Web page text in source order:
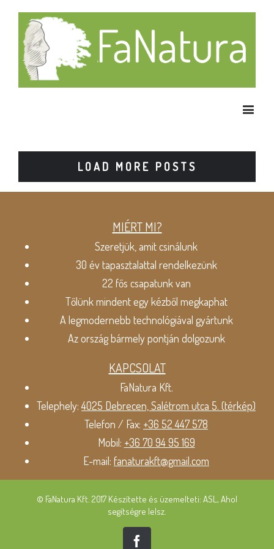
LOAD MORE POSTS
MIÉRT MI?
Szeretjük, amit csinálunk
30 év tapasztalattal rendelkezünk
22 fős csapatunk van
Tőlünk mindent egy kézből megkaphat
A legmodernebb technológiával gyártunk
Az ország bármely pontján dolgozunk
KAPCSOLAT
FaNatura Kft.
Telephely:4025 Debrecen, Salétrom utca 5. (térkép)
Telefon / Fax: +36 52 447 578
Mobil: +36 70 94 95 169
E-mail: fanaturakft@gmail.com
© FaNatura Kft. 2017 Készítette és üzemelteti: ASL, Ahol
segítségre lelsz.